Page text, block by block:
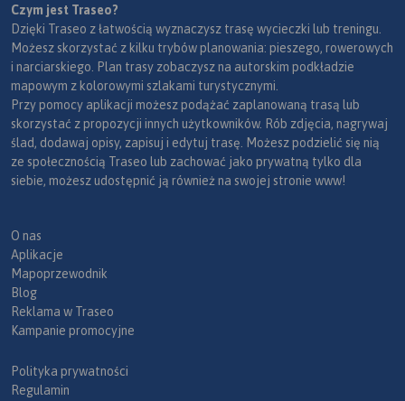
Czym jest Traseo?
Dzięki Traseo z łatwością wyznaczysz trasę wycieczki lub treningu.
Możesz skorzystać z kilku trybów planowania: pieszego, rowerowych
i narciarskiego. Plan trasy zobaczysz na autorskim podkładzie
mapowym z kolorowymi szlakami turystycznymi.
Przy pomocy aplikacji możesz podążać zaplanowaną trasą lub
skorzystać z propozycji innych użytkowników. Rób zdjęcia, nagrywaj
ślad, dodawaj opisy, zapisuj i edytuj trasę. Możesz podzielić się nią
ze społecznością Traseo lub zachować jako prywatną tylko dla
siebie, możesz udostępnić ją również na swojej stronie www!
O nas
Aplikacje
Mapoprzewodnik
Blog
Reklama w Traseo
Kampanie promocyjne
Polityka prywatności
Regulamin